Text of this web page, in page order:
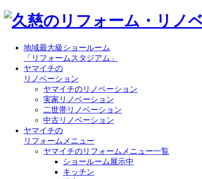
地域最大級ショールーム
「リフォームスタジアム」
ヤマイチの
リノベーション
ヤマイチのリノベーション
実家リノベーション
二世帯リノベーション
中古リノベーション
ヤマイチの
リフォームメニュー
ヤマイチのリフォームメニュー一覧
ショールーム展示中
キッチン